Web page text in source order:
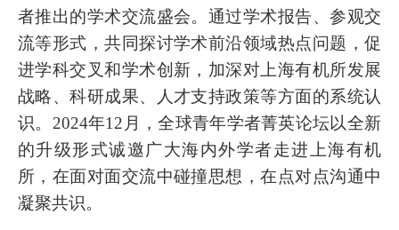
者推出的学术交流盛会。通过学术报告、参观交
流等形式，共同探讨学术前沿领域热点问题，促
进学科交叉和学术创新，加深对上海有机所发展
战略、科研成果、人才支持政策等方面的系统认
识。 2024年12 月 ，全球青年学者菁英论坛以全新
的升级形式诚邀广大海内外学者走进上海有机
所，在面对面交流中碰撞思想，在点对点沟通中
凝聚共识。